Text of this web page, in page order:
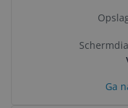
Ga